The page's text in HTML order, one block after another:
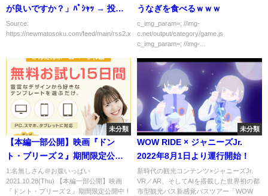
が良いですか？」ﾊﾟｼｬｯ → 投稿
されたインターホンの画像がヤ
バすぎて12万いいね・・・
Source:
https://newmatosoku.com/feed/main/rss2.xml...
うなぎを食べるｗｗｗ
c_img_param=; //img-
c.net/output/category/game.js
c_img_param=; //img-...
未分類
【本編一部公開】映画『ドン
ト・ブリーズ２』期間限定公開
中！〈全米2週連続No.1の大傑作
ホラー、5年ぶりの続編〉
1:名無しさん＠お腹いっぱい
2021.10.28(Thu) 【本編一部公開】映画
『ドント・ブリーズ２』期間限定公開中！
未分類
WOW RIDE × ジャニーズJr.
2022年8月1日より運行開始！
新時代の観光コンテンツ×ジャニーズJr.
VR／AR、そしてAIを搭載した世界初の都
市型観光バス新感覚バスツアー「WOW